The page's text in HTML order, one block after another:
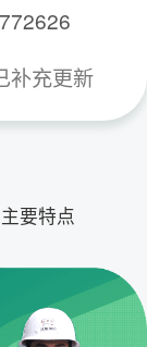
补充更新
要特点